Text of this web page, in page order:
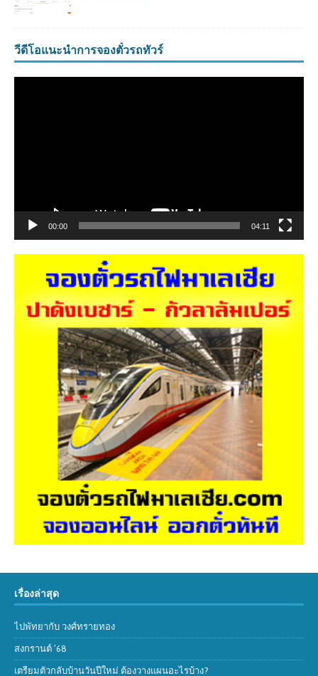
วีดีโอแนะนำการจองตั๋วรถทัวร์
00:00 04:11
เรื่องล่าสุด
ไปพัทยากับ วงศ์ทรายทอง
สงกรานต์ ’68
เตรียมตัวกลับบ้านวันปีใหม่ ต้องวางแผนอะไรบ้าง?